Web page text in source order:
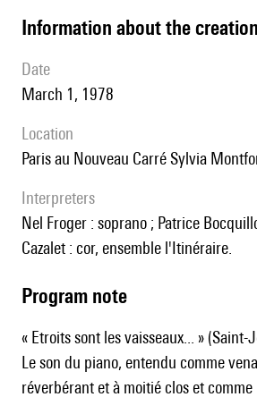
information about the creation
date
March 1, 1978
location
Paris au Nouveau Carré Sylvia
interpreters
Nel Froger : soprano ; Patrice Bocquillon : flûte, André
Cazalet : cor, ensemble l'Itinéraire.
Program note
« Etroits sont les vaisseaux... » (Saint-
Le son du piano, entendu comme
réverbérant et à moitié clos et